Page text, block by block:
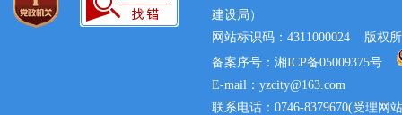
建设局）
网站标识码：4311000024 版权
备案序号：湘ICP备05009375号
E-mail：yzcity@163.com
联系电话：0746-8379670(受理网